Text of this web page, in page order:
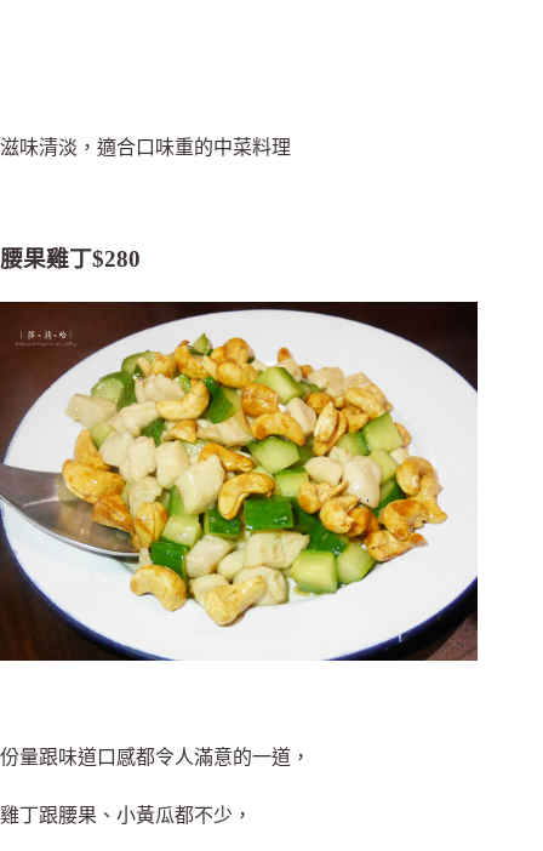
滋味清淡，適合口味重的中菜料理
腰果雞丁$280
份量跟味道口感都令人滿意的一道，
雞丁跟腰果、小黃瓜都不少，